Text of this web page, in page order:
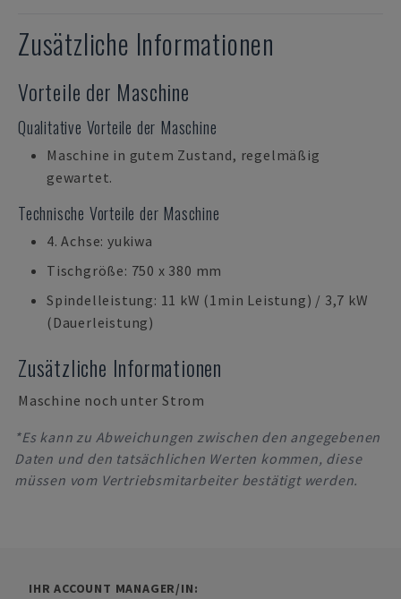
Zusätzliche Informationen
Vorteile der Maschine
Qualitative Vorteile der Maschine
Maschine in gutem Zustand, regelmäßig
gewartet.
Technische Vorteile der Maschine
4. Achse: yukiwa
Tischgröße: 750 x 380 mm
Spindelleistung: 11 kW (1min Leistung) / 3,7 kW
(Dauerleistung)
Zusätzliche Informationen
Maschine noch unter Strom
*Es kann zu Abweichungen zwischen den angegebenen
Daten und den tatsächlichen Werten kommen, diese
müssen vom Vertriebsmitarbeiter bestätigt werden.
IHR ACCOUNT MANAGER/IN: